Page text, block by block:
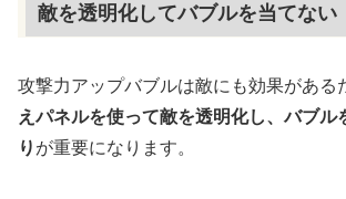
敵を透明化してバブルを当てない
攻撃力アップバブルは敵にも効果がある
えパネルを使って敵を透明化し、バブル
り が重要になります。